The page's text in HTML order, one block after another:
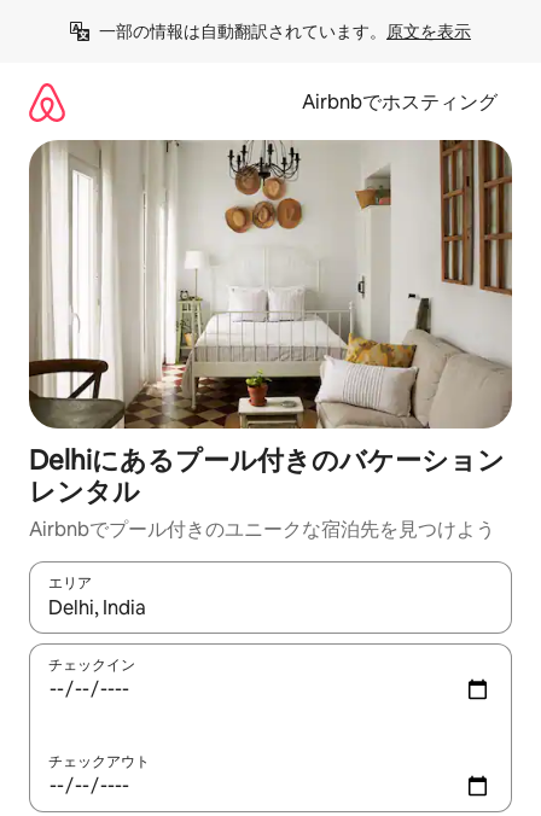
一部の情報は自動翻訳されています。 原文を表示
Airbnbでホスティング
Delhiにあるプール付きのバケーション
レンタル
Airbnbでプール付きのユニークな宿泊先を見つけよう
エリア
検索結果が表示されたら、上下の矢印キーを使って移動するか
チェックイン
チェックアウト